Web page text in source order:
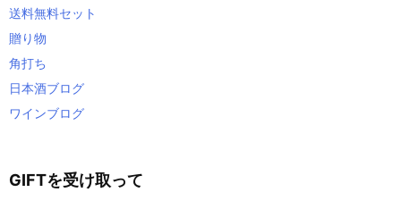
送料無料セット
贈り物
角打ち
日本酒ブログ
ワインブログ
GIFTを受け取って